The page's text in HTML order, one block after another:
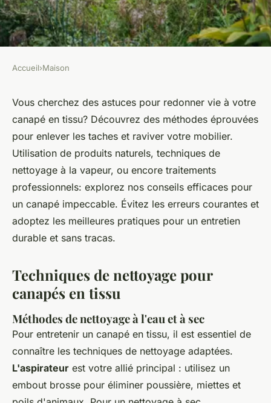
Comment nettoyer un canapé
en tissu : astuces et conseils
efficaces
Mya•13 juin 2024•3 min de lecture
Accueil›Maison
Vous cherchez des astuces pour redonner vie à votre
canapé en tissu? Découvrez des méthodes éprouvées
pour enlever les taches et raviver votre mobilier.
Utilisation de produits naturels, techniques de
nettoyage à la vapeur, ou encore traitements
professionnels: explorez nos conseils efficaces pour
un canapé impeccable. Évitez les erreurs courantes et
adoptez les meilleures pratiques pour un entretien
durable et sans tracas.
Techniques de nettoyage pour
canapés en tissu
Méthodes de nettoyage à l'eau et à sec
Pour entretenir un canapé en tissu, il est essentiel de
connaître les techniques de nettoyage adaptées.
L'aspirateur est votre allié principal : utilisez un
embout brosse pour éliminer poussière, miettes et